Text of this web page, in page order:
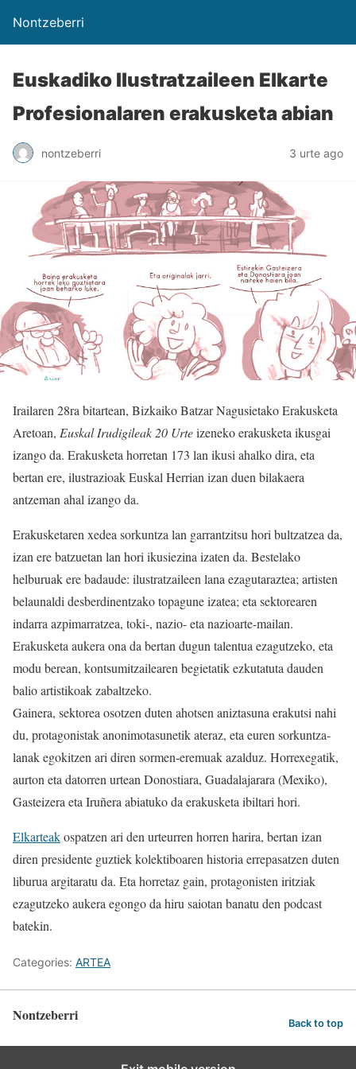
Nontzeberri
Euskadiko Ilustratzaileen Elkarte
Profesionalaren erakusketa abian
nontzeberri 3 urte ago
Irailaren 28ra bitartean, Bizkaiko Batzar Nagusietako Erakusketa
Aretoan, Euskal Irudigileak 20 Urteizeneko erakusketa ikusgai
izango da. Erakusketa horretan 173 lan ikusi ahalko dira, eta
bertan ere, ilustrazioak Euskal Herrian izan duen bilakaera
antzeman ahal izango da.
Erakusketaren xedea sorkuntza lan garrantzitsu hori bultzatzea da,
izan ere batzuetan lan hori ikusiezina izaten da. Bestelako
helburuak ere badaude: ilustratzaileen lana ezagutaraztea; artisten
belaunaldi desberdinentzako topagune izatea; eta sektorearen
indarra azpimarratzea, toki-, nazio- eta nazioarte-mailan.
Erakusketa aukera ona da bertan dugun talentua ezagutzeko, eta
modu berean, kontsumitzailearen begietatik ezkutatuta dauden
balio artistikoak zabaltzeko.
Gainera, sektorea osotzen duten ahotsen aniztasuna erakutsi nahi
du, protagonistak anonimotasunetik ateraz, eta euren sorkuntza-
lanak egokitzen ari diren sormen-eremuak azalduz. Horrexegatik,
aurton eta datorren urtean Donostiara, Guadalajarara (Mexiko),
Gasteizera eta Iruñera abiatuko da erakusketa ibiltari hori.
Elkarteakospatzen ari den urteurren horren harira, bertan izan
diren presidente guztiek kolektiboaren historia errepasatzen duten
liburua argitaratu da. Eta horretaz gain, protagonisten iritziak
ezagutzeko aukera egongo da hiru saiotan banatu den podcast
batekin.
Categories: ARTEA
Nontzeberri Back to top